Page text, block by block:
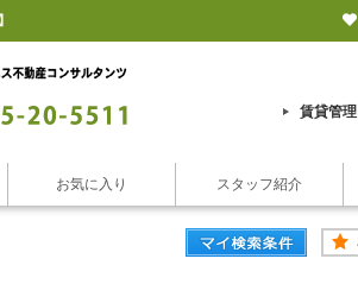
賃貸管理
お気に入り スタッフ紹介